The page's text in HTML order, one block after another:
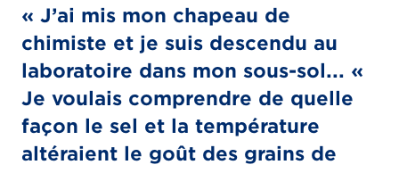
« J’ai mis mon chapeau de
chimiste et je suis descendu au
laboratoire dans mon sous-sol... «
Je voulais comprendre de quelle
façon le sel et la température
altéraient le goût des grains de